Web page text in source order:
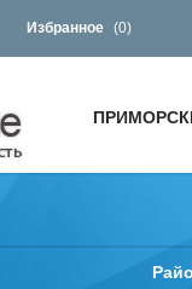
Избранное (0)